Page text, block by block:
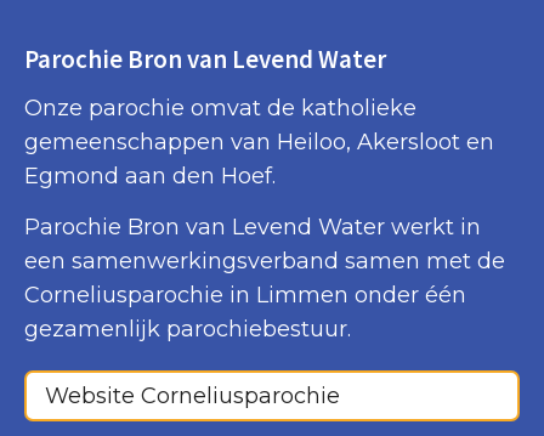
Parochie Bron van Levend Water
Onze parochie omvat de katholieke
gemeenschappen van Heiloo, Akersloot en
Egmond aan den Hoef.
Parochie Bron van Levend Water werkt in
een samenwerkingsverband samen met de
Corneliusparochie in Limmen onder één
gezamenlijk parochiebestuur.
Website Corneliusparochie